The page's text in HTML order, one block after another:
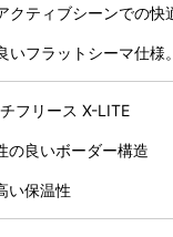
クティブシーンでの快
フラットシーマ仕様。
フリース X-LITE
良いボーダー構造
い保温性